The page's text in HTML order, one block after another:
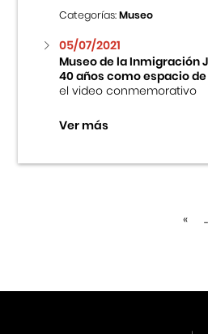
Categorías:Museo
05/07/2021
Museo de la Inmigración
40 años como espacio de
el video conmemorativo
Ver más
« ...